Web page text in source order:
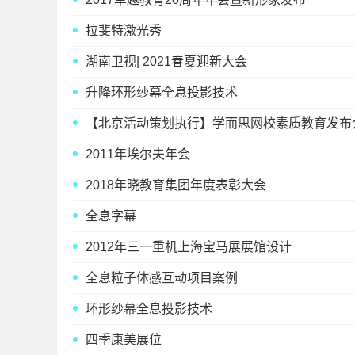
拉斐特激光秀
湖南卫视| 2021春夏迎新大会
升降环形纱幕全息投影技术
【北京活动策划执行】学而思网校素质教育发布
2011年埃尔夫年会
2018年晓教育集团年度表彰大会
全息字幕
2012年三一重机上海宝马展展馆设计
全息粒子体感互动项目案例
环形纱幕全息投影技术
四季康美展位